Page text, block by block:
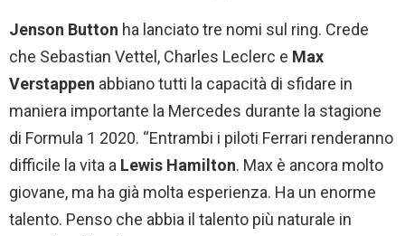
Jenson Button ha lanciato tre nomi sul ring. Crede
che Sebastian Vettel, Charles Leclerc e Max
Verstappen abbiano tutti la capacità di sfidare in
maniera importante la Mercedes durante la stagione
di Formula 1 2020. “Entrambi i piloti Ferrari renderanno
difficile la vita a Lewis Hamilton. Max è ancora molto
giovane, ma ha già molta esperienza. Ha un enorme
talento. Penso che abbia il talento più naturale in